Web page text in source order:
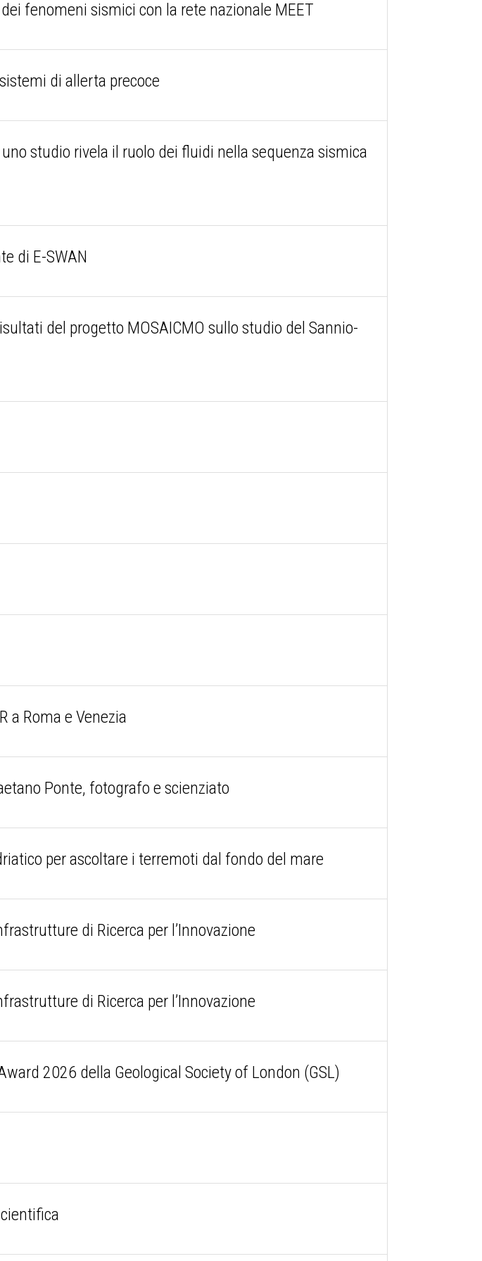
fenomeni sismici con la rete nazionale MEET
di allerta precoce
studio rivela il ruolo dei fluidi nella sequenza sismica
di E-SWAN
del progetto MOSAICMO sullo studio del Sannio-
a Roma e Venezia
Ponte, fotografo e scienziato
per ascoltare i terremoti dal fondo del mare
di Ricerca per l’Innovazione
di Ricerca per l’Innovazione
2026 della Geological Society of London (GSL)